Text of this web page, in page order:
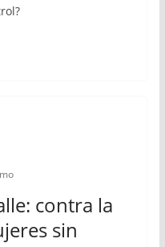
contra la
sin